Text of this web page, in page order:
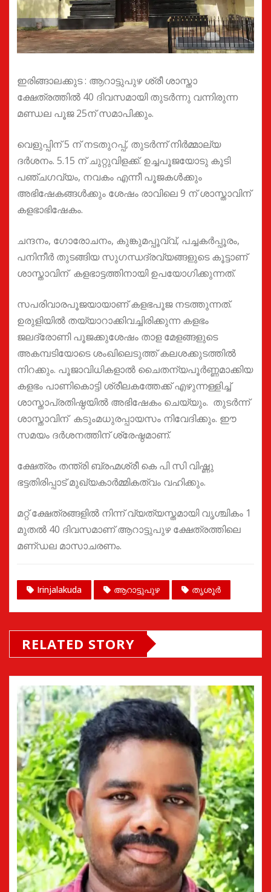
ഇരിങ്ങാലക്കുട : ആറാട്ടുപുഴ ശ്രീ ശാസ്താ
ക്ഷേത്രത്തിൽ 40 ദിവസമായി തുടർന്നു വന്നിരുന്ന
മണ്ഡല പൂജ 25ന് സമാപിക്കും.
വെളുപ്പിന് 5 ന് നടതുറപ്പ്, തുടർന്ന് നിർമ്മാല്യ
ദർശനം. 5.15 ന് ചുറ്റുവിളക്ക്. ഉച്ചപൂജയോടു കൂടി
പഞ്ചഗവ്യം, നവകം എന്നീ പൂജകൾക്കും
അഭിഷേകങ്ങൾക്കും ശേഷം രാവിലെ 9 ന് ശാസ്താവിന്
കളഭാഭിഷേകം.
ചന്ദനം, ഗോരോചനം, കുങ്കുമപ്പൂവ്വ്, പച്ചകർപ്പൂരം,
പനിനീർ തുടങ്ങിയ സുഗന്ധദ്രവ്യങ്ങളുടെ കൂട്ടാണ്
ശാസ്താവിന് കളഭാട്ടത്തിനായി ഉപയോഗിക്കുന്നത്.
സപരിവാരപൂജയായാണ് കളഭപൂജ നടത്തുന്നത്.
ഉരുളിയിൽ തയ്യാറാക്കിവച്ചിരിക്കുന്ന കളഭം
ജലദ്രോണി പൂജക്കുശേഷം താള മേളങ്ങളുടെ
അകമ്പടിയോടെ ശംഖിലെടുത്ത് കലശക്കുടത്തിൽ
നിറക്കും. പൂജാവിധികളാൽ ചൈതന്യപൂർണ്ണമാക്കിയ
കളഭം പാണികൊട്ടി ശ്രീലകത്തേക്ക് എഴുന്നള്ളിച്ച്
ശാസ്താപ്രതിഷ്ഠയിൽ അഭിഷേകം ചെയ്യും. തുടർന്ന്
ശാസ്താവിന് കടുംമധുരപ്പായസം നിവേദിക്കും. ഈ
സമയം ദർശനത്തിന് ശ്രേഷ്ഠമാണ്.
ക്ഷേത്രം തന്ത്രി ബ്രഹ്മശ്രീ കെ പി സി വിഷ്ണു
ഭട്ടതിരിപ്പാട് മുഖ്യകാർമ്മികത്വം വഹിക്കും.
മറ്റ് ക്ഷേത്രങ്ങളിൽ നിന്ന് വ്യത്യസ്തമായി വൃശ്ചികം 1
മുതൽ 40 ദിവസമാണ് ആറാട്ടുപുഴ ക്ഷേത്രത്തിലെ
മണ്‌ഡല മാസാചരണം.
Irinjalakuda ആറാട്ടുപുഴ തൃശൂർ
RELATED STORY